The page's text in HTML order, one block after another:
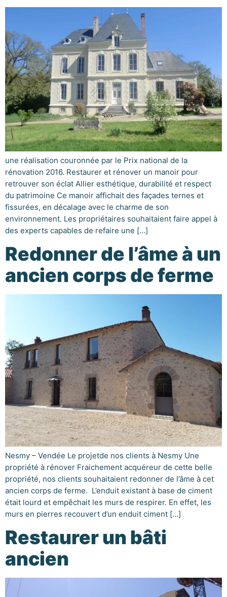
une réalisation couronnée par le Prix national de la
rénovation 2016. Restaurer et rénover un manoir pour
retrouver son éclat Allier esthétique, durabilité et respect
du patrimoine Ce manoir affichait des façades ternes et
fissurées, en décalage avec le charme de son
environnement. Les propriétaires souhaitaient faire appel à
des experts capables de refaire une […]
Redonner de l’âme à un
ancien corps de ferme
Nesmy – Vendée Le projetde nos clients à Nesmy Une
propriété à rénover Fraichement acquéreur de cette belle
propriété, nos clients souhaitaient redonner de l’âme à cet
ancien corps de ferme. L’enduit existant à base de ciment
était lourd et empêchait les murs de respirer. En effet, les
murs en pierres recouvert d’un enduit ciment […]
Restaurer un bâti
ancien